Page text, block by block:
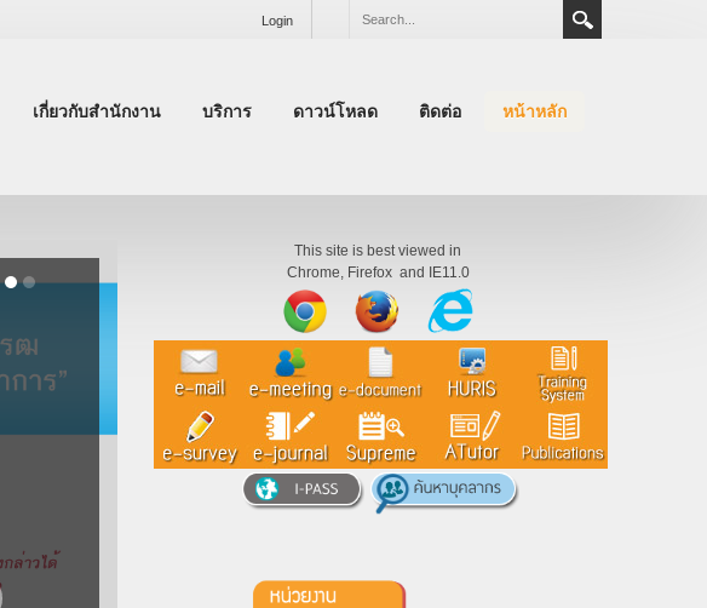
Login
เกี่ยวกับสำนักงาน บริการ ดาวน์โหลด ติดต่อ หน้าหลัก
This site is best viewed in
Chrome, Firefox and IE11.0